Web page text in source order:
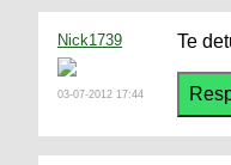
Nick1739
03-07-2012 17:44
Te